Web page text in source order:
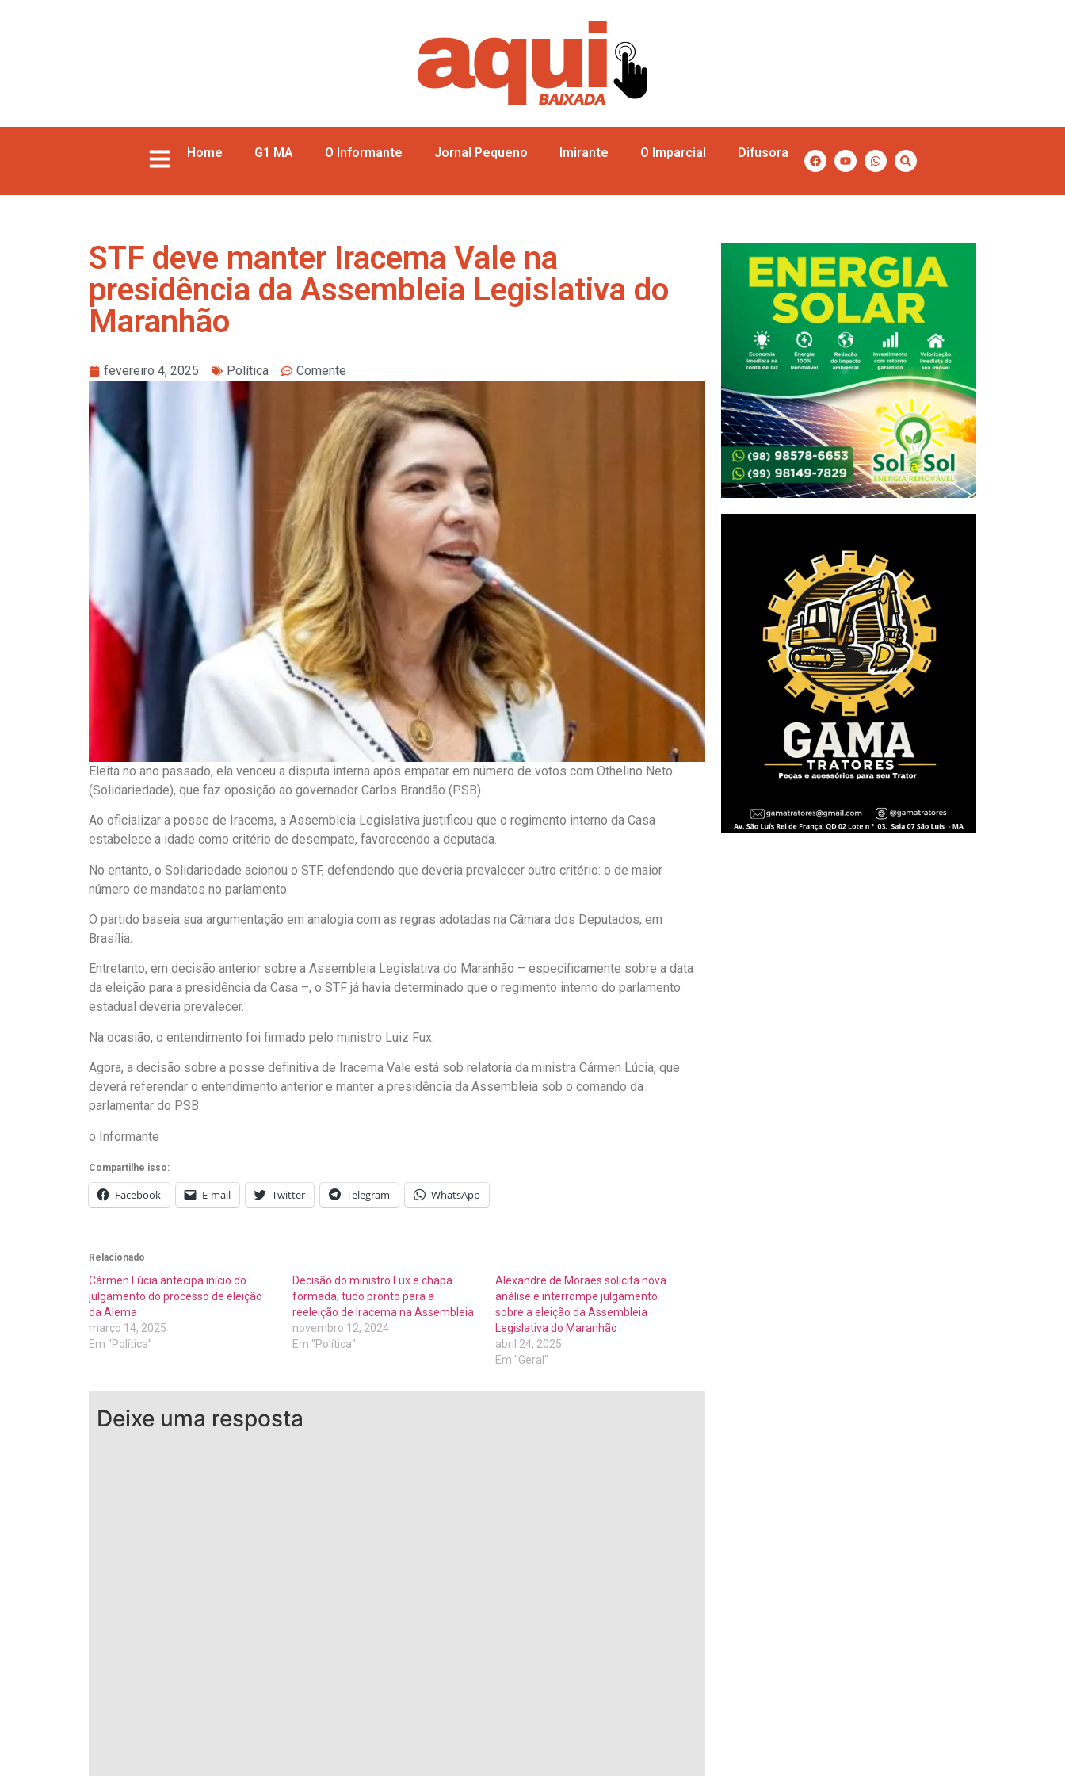
Home G1 MA O Informante Jornal Pequeno Imirante O Imparcial Difusora
STF deve manter Iracema Vale na
presidência da Assembleia Legislativa do
Maranhão
fevereiro 4, 2025 Política Comente
Eleita no ano passado, ela venceu a disputa interna após empatar em número de votos com Othelino Neto
(Solidariedade), que faz oposição ao governador Carlos Brandão (PSB).
Ao oficializar a posse de Iracema, a Assembleia Legislativa justificou que o regimento interno da Casa
estabelece a idade como critério de desempate, favorecendo a deputada.
No entanto, o Solidariedade acionou o STF, defendendo que deveria prevalecer outro critério: o de maior
número de mandatos no parlamento.
O partido baseia sua argumentação em analogia com as regras adotadas na Câmara dos Deputados, em
Brasília.
Entretanto, em decisão anterior sobre a Assembleia Legislativa do Maranhão – especificamente sobre a data
da eleição para a presidência da Casa –, o STF já havia determinado que o regimento interno do parlamento
estadual deveria prevalecer.
Na ocasião, o entendimento foi firmado pelo ministro Luiz Fux.
Agora, a decisão sobre a posse definitiva de Iracema Vale está sob relatoria da ministra Cármen Lúcia, que
deverá referendar o entendimento anterior e manter a presidência da Assembleia sob o comando da
parlamentar do PSB.
o Informante
Compartilhe isso:
Facebook E-mail Twitter Telegram WhatsApp
Relacionado
Cármen Lúcia antecipa início do
julgamento do processo de eleição
da Alema
março 14, 2025
Em "Política"
Decisão do ministro Fux e chapa
formada; tudo pronto para a
reeleição de Iracema na Assembleia
novembro 12, 2024
Em "Política"
Alexandre de Moraes solicita nova
análise e interrompe julgamento
sobre a eleição da Assembleia
Legislativa do Maranhão
abril 24, 2025
Em "Geral"
Deixe uma resposta